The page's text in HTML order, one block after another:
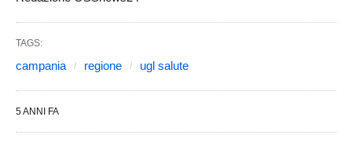
TAGS:
campania regione ugl salute
5 ANNI FA